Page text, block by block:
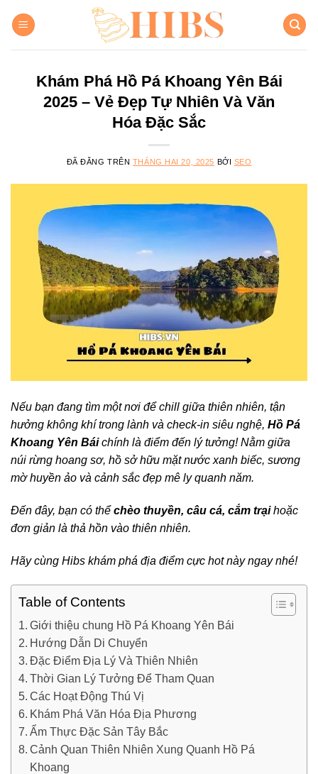
đến
Khám Phá Hồ Pá Khoang Yên Bái
2025 – Vẻ Đẹp Tự Nhiên Và Văn
Hóa Đặc Sắc
ĐÃ ĐĂNG TRÊN THÁNG HAI 20, 2025 BỞI SEO
Nếu bạn đang tìm một nơi để chill giữa thiên nhiên, tận
hưởng không khí trong lành và check-in siêu nghệ, Hồ Pá
Khoang Yên Báichính là điểm đến lý tưởng! Nằm giữa
núi rừng hoang sơ, hồ sở hữu mặt nước xanh biếc, sương
mờ huyền ảo và cảnh sắc đẹp mê ly quanh năm.
Đến đây, bạn có thểchèo thuyền, câu cá, cắm trạihoặc
đơn giản là thả hồn vào thiên nhiên.
Hãy cùng Hibs khám phá địa điểm cực hot này ngay nhé!
Table of Contents
Giới thiệu chung Hồ Pá Khoang Yên Bái
Hướng Dẫn Di Chuyển
Đặc Điểm Địa Lý Và Thiên Nhiên
Thời Gian Lý Tưởng Để Tham Quan
Các Hoạt Động Thú Vị
Khám Phá Văn Hóa Địa Phương
Ẩm Thực Đặc Sản Tây Bắc
Cảnh Quan Thiên Nhiên Xung Quanh Hồ Pá
Khoang